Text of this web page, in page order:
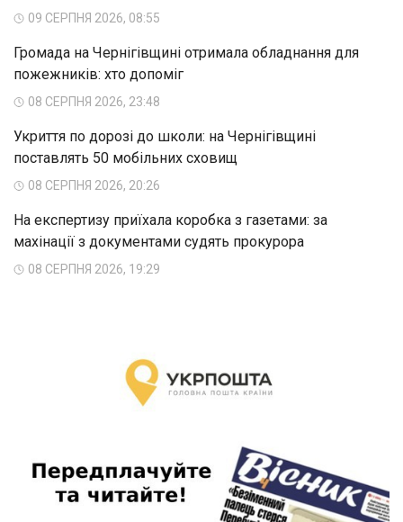
09 СЕРПНЯ 2026, 08:55
Громада на Чернігівщині отримала обладнання для
пожежників: хто допоміг
08 СЕРПНЯ 2026, 23:48
Укриття по дорозі до школи: на Чернігівщині
поставлять 50 мобільних сховищ
08 СЕРПНЯ 2026, 20:26
На експертизу приїхала коробка з газетами: за
махінації з документами судять прокурора
08 СЕРПНЯ 2026, 19:29